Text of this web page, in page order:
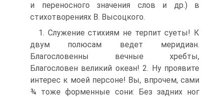
и переносного значения слов и др.) в
стихотворениях В. Высоцкого.
1. Служение стихиям не терпит суеты! К
двум по­люсам ведет меридиан.
Благословенны вечные хребты,
Благословен великий океан! 2. Ну проявите
интерес к моей персоне! Вы, впрочем, сами
¾ тоже форменные сони: Без задних ног